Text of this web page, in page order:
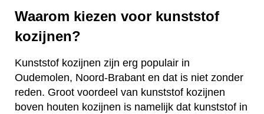
Waarom kiezen voor kunststof
kozijnen?
Kunststof kozijnen zijn erg populair in
Oudemolen, Noord-Brabant en dat is niet zonder
reden. Groot voordeel van kunststof kozijnen
boven houten kozijnen is namelijk dat kunststof in